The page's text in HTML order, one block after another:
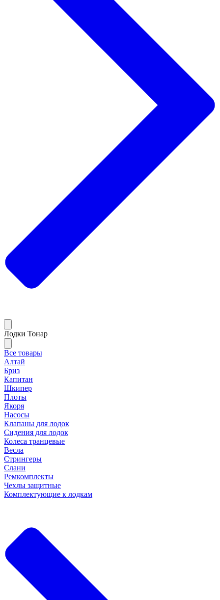
Лодки Тонар
Все товары
Алтай
Бриз
Капитан
Шкипер
Плоты
Якоря
Насосы
Клапаны для лодок
Сидения для лодок
Колеса транцевые
Весла
Стрингеры
Слани
Ремкомплекты
Чехлы защитные
Комплектующие к лодкам